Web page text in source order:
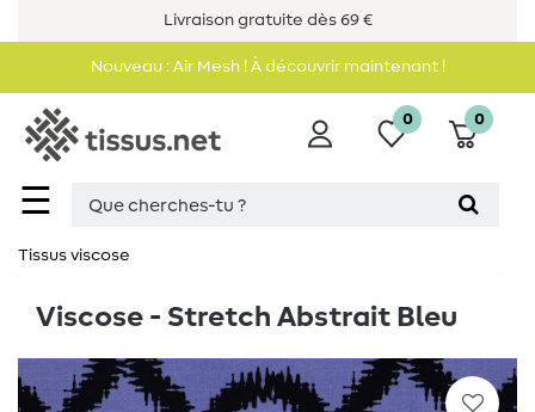
Livraison gratuite dès 69 €
Nouveau : Air Mesh ! À découvrir maintenant !
☰
0 0
Tissus viscose
Viscose - Stretch Abstrait Bleu